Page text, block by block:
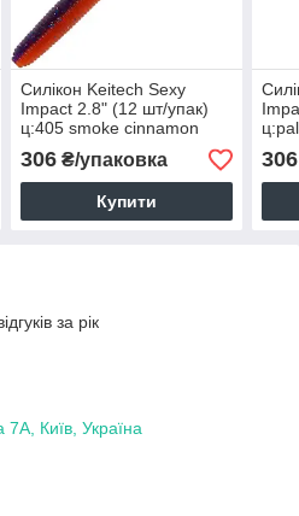
Силікон Keitech Sexy
Impact 2.8" (12 шт/упак)
ц:405 smoke cinnamon
306₴/упаковка
Купити
306
за рік
Київ, Україна